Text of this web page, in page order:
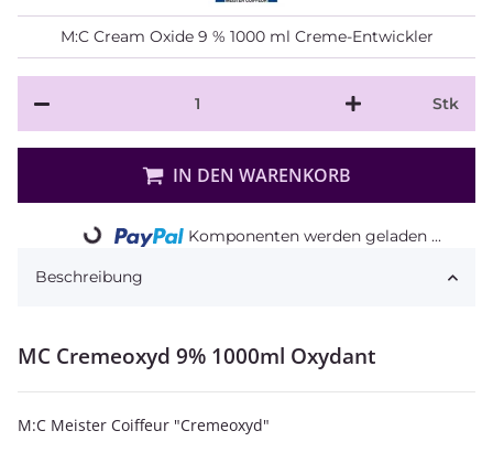
M:C Cream Oxide 9 % 1000 ml Creme-Entwickler
Stk
IN DEN WARENKORB
Loading... Komponenten werden geladen ...
Beschreibung
MC Cremeoxyd 9% 1000ml Oxydant
M:C Meister Coiffeur "Cremeoxyd"